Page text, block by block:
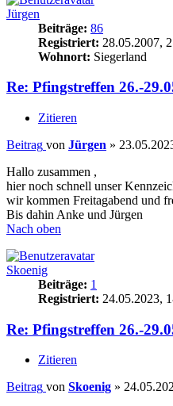
Jürgen
Beiträge: 86
Registriert: 28.05.2007,
Wohnort: Siegerland
Re: Pfingstreffen 26.-
Zitieren
Beitrag von Jürgen »
Hallo zusammen ,
hier noch schnell unser
wir kommen Freitagabend und
Bis dahin Anke und Jürgen
Nach oben
Skoenig
Beiträge: 1
Registriert: 24.05.2023,
Re: Pfingstreffen 26.-
Zitieren
Beitrag von Skoenig »